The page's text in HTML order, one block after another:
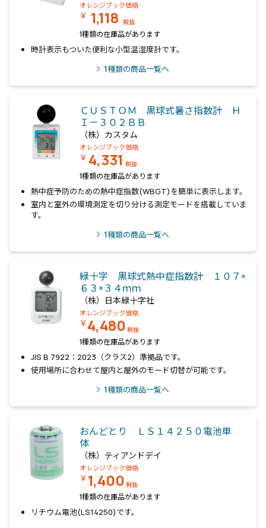
オレンジブック価格
￥ 1,118 税抜
1種類の在庫品があります
時計表示もついた便利な小型温湿度計です。
1種類の商品一覧へ
ＣＵＳＴＯＭ 黒球式暑さ指数計 Ｈ
Ｉ－３０２ＢＢ
（株）カスタム
オレンジブック価格
￥ 4,331 税抜
1種類の在庫品があります
熱中症予防のための熱中症指数(WBGT)を簡単に表示します。
室内と室外の環境測定を切り分ける測定モードを搭載していま
す。
1種類の商品一覧へ
緑十字 黒球式熱中症指数計 １０７×
６３×３４ｍｍ
（株）日本緑十字社
オレンジブック価格
￥4,480 税抜
1種類の在庫品があります
JIS B 7922：2023（クラス2）準拠品です。
使用場所に合わせて屋内と屋外のモード切替が可能です。
1種類の商品一覧へ
おんどとり ＬＳ１４２５０電池単
体
（株）ティアンドデイ
オレンジブック価格
￥ 1,400 税抜
1種類の在庫品があります
リチウム電池(LS14250)です。